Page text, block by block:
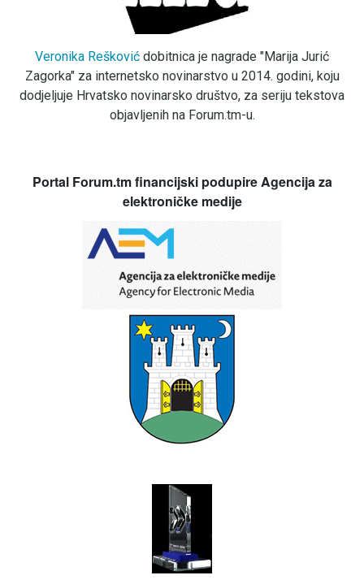
Veronika Rešković dobitnica je nagrade "Marija Jurić
Zagorka" za internetsko novinarstvo u 2014. godini, koju
dodjeljuje Hrvatsko novinarsko društvo, za seriju tekstova
objavljenih na Forum.tm-u.
Portal Forum.tm financijski podupire Agencija za
elektroničke medije